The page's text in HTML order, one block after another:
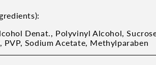
Denat., Polyvinyl Alcohol,
PVP, Sodium Acetate, Methylparaben